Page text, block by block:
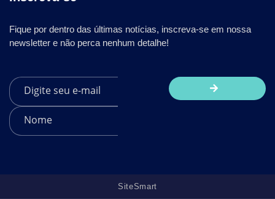
Fique por dentro das últimas notícias, inscreva-se em nossa
newsletter e não perca nenhum detalhe!
SiteSmart